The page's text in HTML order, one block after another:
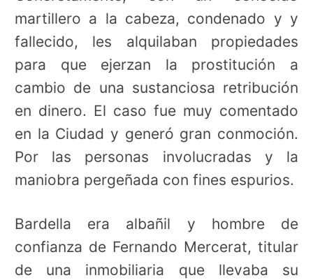
martillero a la cabeza, condenado y y
fallecido, les alquilaban propiedades
para que ejerzan la prostitución a
cambio de una sustanciosa retribución
en dinero. El caso fue muy comentado
en la Ciudad y generó gran conmoción.
Por las personas involucradas y la
maniobra pergeñada con fines espurios.
Bardella era albañil y hombre de
confianza de Fernando Mercerat, titular
de una inmobiliaria que llevaba su